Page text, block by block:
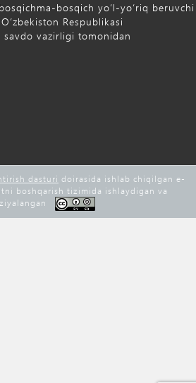
bosqich yo‘l-yo‘riq beruvchi
Respublikasi
savdo vazirligi tomonidan
dasturi doirasida ishlab chiqilgan e-
boshqarish tizimida ishlaydigan va